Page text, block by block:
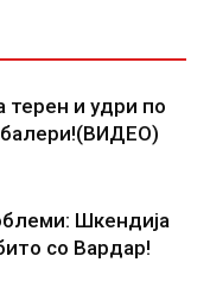
терен и удри по
Шкендија
со Вардар!